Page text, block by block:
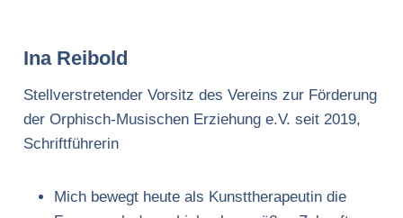
Ina Reibold
Stellverstretender Vorsitz des Vereins zur Förderung
der Orphisch-Musischen Erziehung e.V. seit 2019,
Schriftführerin
Mich bewegt heute als Kunsttherapeutin die